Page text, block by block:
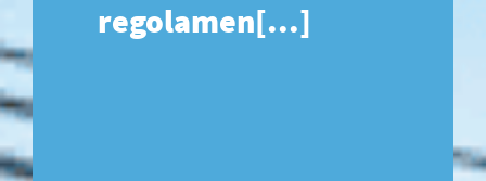
regolamen[...]